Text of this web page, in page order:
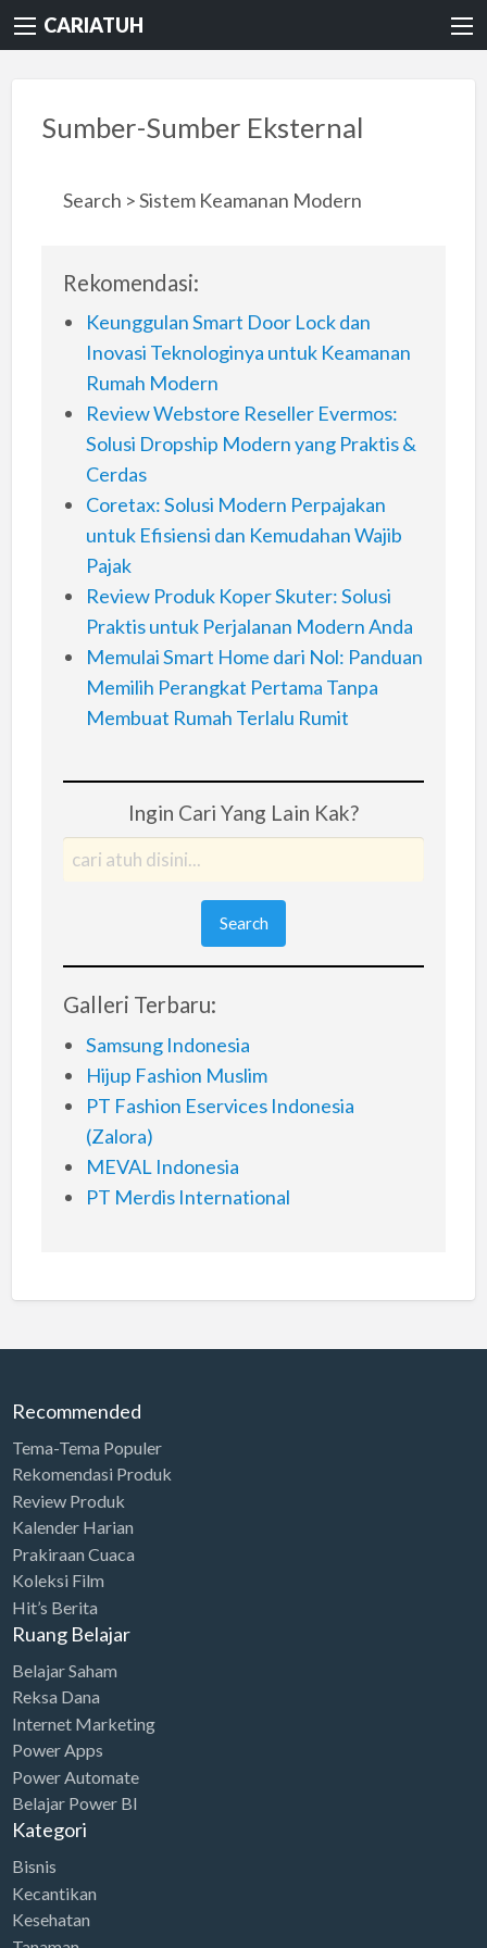
CARIATUH
Sumber-Sumber Eksternal
Search > Sistem Keamanan Modern
Rekomendasi:
Keunggulan Smart Door Lock dan
Inovasi Teknologinya untuk Keamanan
Rumah Modern
Review Webstore Reseller Evermos:
Solusi Dropship Modern yang Praktis &
Cerdas
Coretax: Solusi Modern Perpajakan
untuk Efisiensi dan Kemudahan Wajib
Pajak
Review Produk Koper Skuter: Solusi
Praktis untuk Perjalanan Modern Anda
Memulai Smart Home dari Nol: Panduan
Memilih Perangkat Pertama Tanpa
Membuat Rumah Terlalu Rumit
Ingin Cari Yang Lain Kak?
Galleri Terbaru:
Samsung Indonesia
Hijup Fashion Muslim
PT Fashion Eservices Indonesia
(Zalora)
MEVAL Indonesia
PT Merdis International
Recommended
Tema-Tema Populer
Rekomendasi Produk
Review Produk
Kalender Harian
Prakiraan Cuaca
Koleksi Film
Hit’s Berita
Ruang Belajar
Belajar Saham
Reksa Dana
Internet Marketing
Power Apps
Power Automate
Belajar Power BI
Kategori
Bisnis
Kecantikan
Kesehatan